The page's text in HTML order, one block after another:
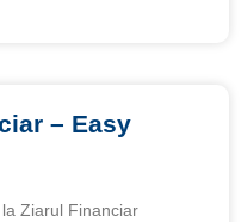
– Easy
Ziarul Financiar